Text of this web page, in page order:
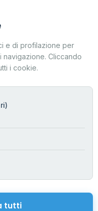
Software Agency
e del Made in Italy
e di profilazione per
navigazione. Cliccando
i cookie.
tutti